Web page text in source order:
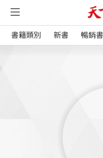
書籍類別 新書 暢銷書